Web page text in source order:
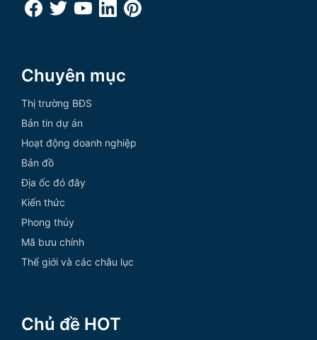
Chuyên mục
Thị trường BĐS
Bản tin dự án
Hoạt động doanh nghiệp
Bản đồ
Địa ốc đó đây
Kiến thức
Phong thủy
Mã bưu chính
Thế giới và các châu lục
Chủ đề HOT